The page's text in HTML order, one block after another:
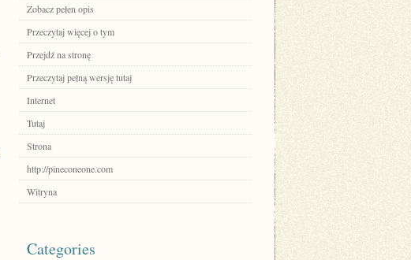
Zobacz pełen opis
Przeczytaj więcej o tym
Przejdź na stronę
Przeczytaj pełną wersję tutaj
Internet
Tutaj
Strona
http://pineconeone.com
Witryna
Categories